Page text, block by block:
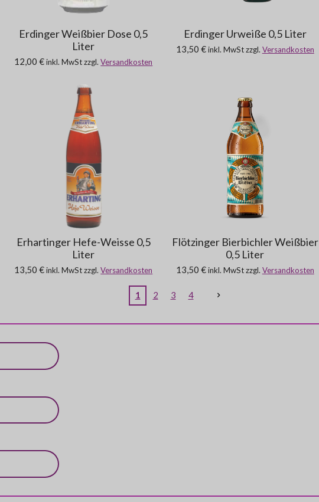
Erdinger Weißbier Dose 0,5
Liter
12,00 € inkl. MwSt zzgl.Versandkosten
Erdinger Urweiße 0,5 Liter
13,50 € inkl. MwSt zzgl. Versandkosten
Erhartinger Hefe-Weisse 0,5
Liter
13,50 € inkl. MwSt zzgl.Versandkosten
Flötzinger Bierbichler Weißbier
0,5 Liter
13,50 € inkl. MwSt zzgl. Versandkosten
1 2 3 4